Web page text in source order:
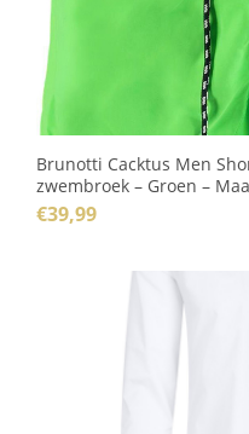
Brunotti Cacktus Men
zwembroek – Groen –
€39,99